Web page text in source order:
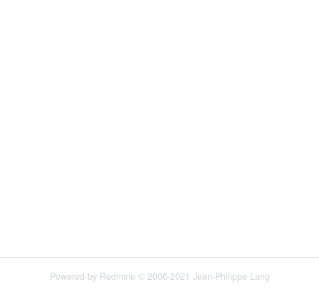
Powered by Redmine © 2006-2021 Jean-Philippe Lang